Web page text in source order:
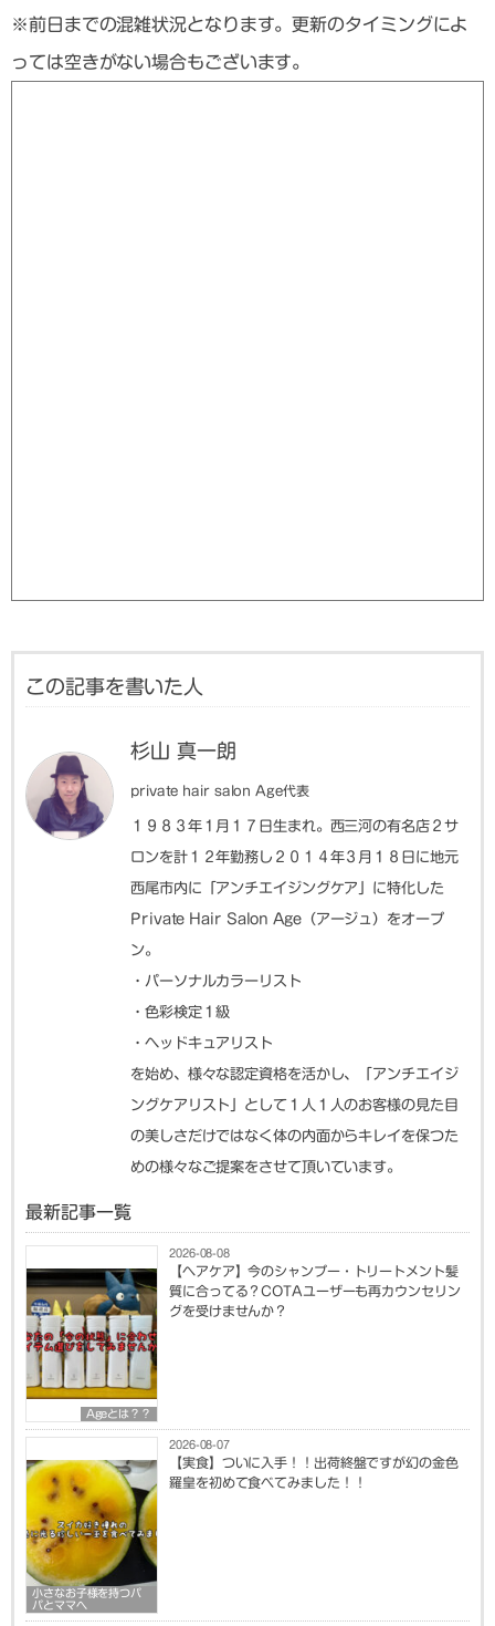
※前日までの混雑状況となります。更新のタイミングによ
っては空きがない場合もございます。
この記事を書いた人
杉山 真一朗
private hair salon Age代表
１９８３年１月１７日生まれ。西三河の有名店２サ
ロンを計１２年勤務し２０１４年３月１８日に地元
西尾市内に「アンチエイジングケア」に特化した
Private Hair Salon Age（アージュ）をオープ
ン。
・パーソナルカラーリスト
・色彩検定１級
・ヘッドキュアリスト
を始め、様々な認定資格を活かし、「アンチエイジ
ングケアリスト」として１人１人のお客様の見た目
の美しさだけではなく体の内面からキレイを保つた
めの様々なご提案をさせて頂いています。
最新記事一覧
Ageとは？？
2026-08-08
【ヘアケア】今のシャンプー・トリートメント髪
質に合ってる？COTAユーザーも再カウンセリン
グを受けませんか？
小さなお子様を持つパ
パとママへ
2026-08-07
【実食】ついに入手！！出荷終盤ですが幻の金色
羅皇を初めて食べてみました！！